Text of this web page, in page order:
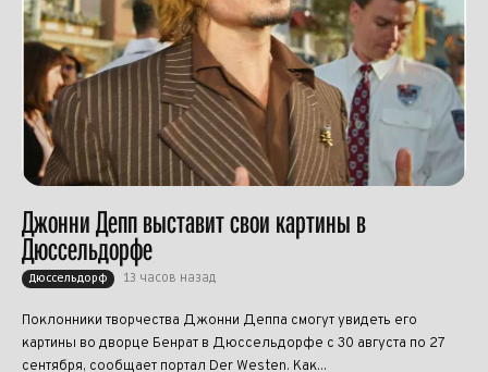
Джонни Депп выставит свои картины в
Дюссельдорфе
Дюссельдорф 13 часов назад
Поклонники творчества Джонни Деппа смогут увидеть его
картины во дворце Бенрат в Дюссельдорфе с 30 августа по 27
сентября, сообщает портал Der Westen. Как...